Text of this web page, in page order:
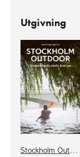
Utgivning
Stockholm Outdoor